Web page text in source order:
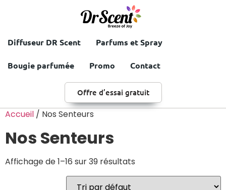
Diffuseur DR Scent Parfums et Spray
Bougie parfumée Promo Contact
Offre d’essai gratuit
Accueil / Nos Senteurs
Nos Senteurs
Affichage de 1–16 sur 39 résultats